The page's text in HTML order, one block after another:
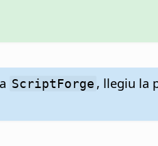
ScriptForge , llegiu la